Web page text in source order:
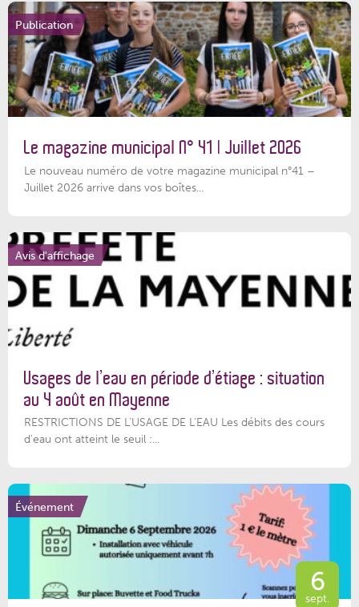
Publication
Le magazine municipal N° 41 | Juillet 2026
Le nouveau numéro de votre magazine municipal n°41 –
Juillet 2026 arrive dans vos boîtes...
Avis d'affichage
Usages de l’eau en période d’étiage : situation
au 4 août en Mayenne
RESTRICTIONS DE L’USAGE DE L’EAU Les débits des cours
d'eau ont atteint le seuil :...
Événement
6
sept.